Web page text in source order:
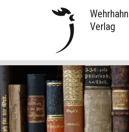
Wehrhahn
Verlag